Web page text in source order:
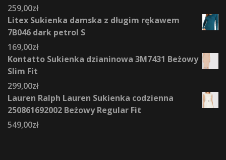
259,00zł
Litex Sukienka damska z długim rękawem
7B046 dark petrol S
169,00zł
Kontatto Sukienka dzianinowa 3M7431 Beżowy
Slim Fit
299,00zł
Lauren Ralph Lauren Sukienka codzienna
250861692002 Beżowy Regular Fit
549,00zł